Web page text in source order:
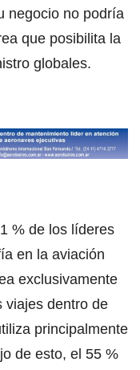
negocio no podría
que posibilita la
globales.
% de los líderes
en la aviación
exclusivamente
viajes dentro de
principalmente
de esto, el 55 %